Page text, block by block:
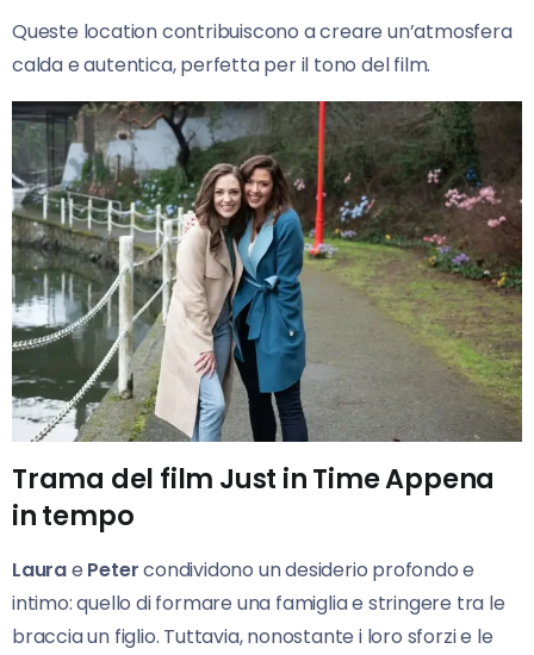
Queste location contribuiscono a creare un’atmosfera
calda e autentica, perfetta per il tono del film.
Trama del film Just in Time Appena
in tempo
Laurae Petercondividono un desiderio profondo e
intimo: quello di formare una famiglia e stringere tra le
braccia un figlio. Tuttavia, nonostante i loro sforzi e le